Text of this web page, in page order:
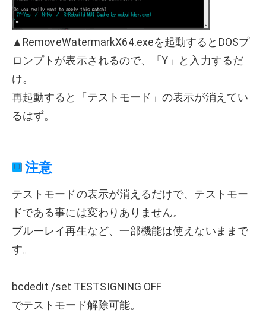
▲RemoveWatermarkX64.exeを起動するとDOSプ
ロンプトが表示されるので、「Y」と入力するだ
け。
再起動すると「テストモード」の表示が消えてい
るはず。
注意
テストモードの表示が消えるだけで、テストモー
ドである事には変わりありません。
ブルーレイ再生など、一部機能は使えないままで
す。
bcdedit /set TESTSIGNING OFF
でテストモード解除可能。